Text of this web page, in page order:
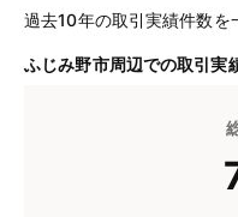
過去10年の取引実績件数を
ふじみ野市周辺での取引実